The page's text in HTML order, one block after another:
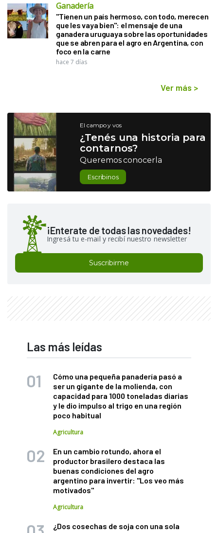
Ganadería
"Tienen un país hermoso, con todo, merecen
que les vaya bien": el mensaje de una
ganadera uruguaya sobre las oportunidades
que se abren para el agro en Argentina, con
foco en la carne
hace 7 días
Ver más >
El campo y vos
¿Tenés una historia para
contarnos?
Queremos conocerla
Escribinos
¡Enterate de todas las novedades!
Ingresá tu e-mail y recibí nuestro newsletter
Suscribirme
Las más leídas
Cómo una pequeña panadería pasó a
ser un gigante de la molienda, con
capacidad para 1000 toneladas diarias
y le dio impulso al trigo en una región
poco habitual
Agricultura
En un cambio rotundo, ahora el
productor brasilero destaca las
buenas condiciones del agro
argentino para invertir: "Los veo más
motivados"
Agricultura
¿Dos cosechas de soja con una sola